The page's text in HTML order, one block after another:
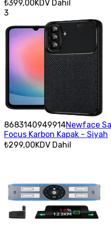
₺399,00KDV Dahil
3
8683140949914Newface
Focus Karbon Kapak - Siyah
₺299,00KDV Dahil